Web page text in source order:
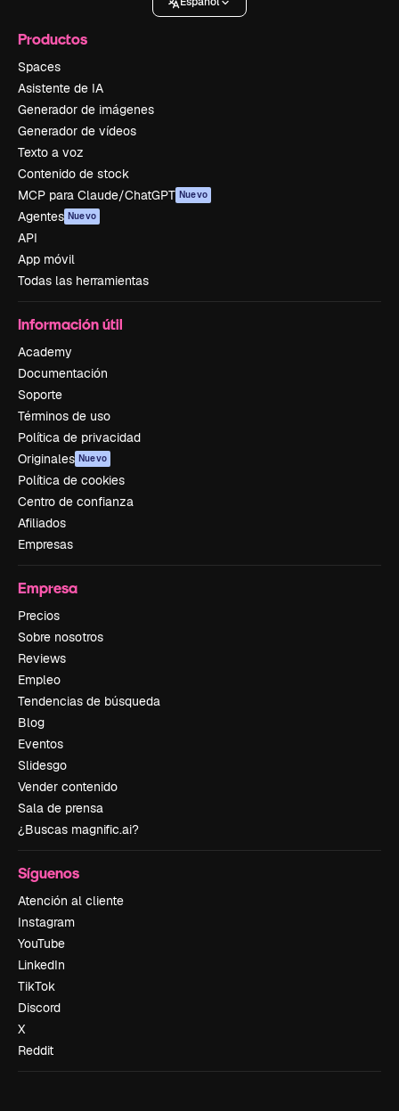
Productos
Spaces
Asistente de IA
Generador de imágenes
Generador de vídeos
Texto a voz
Contenido de stock
MCP para Claude/ChatGPT Nuevo
Agentes Nuevo
API
App móvil
Todas las herramientas
Información útil
Academy
Documentación
Soporte
Términos de uso
Política de privacidad
Originales Nuevo
Política de cookies
Centro de confianza
Afiliados
Empresas
Empresa
Precios
Sobre nosotros
Reviews
Empleo
Tendencias de búsqueda
Blog
Eventos
Slidesgo
Vender contenido
Sala de prensa
¿Buscas magnific.ai?
Síguenos
Atención al cliente
Instagram
YouTube
LinkedIn
TikTok
Discord
X
Reddit